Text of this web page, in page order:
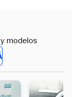
modelos